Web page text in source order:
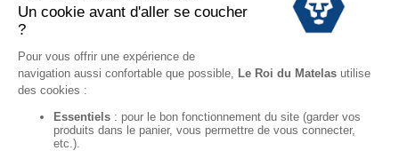
Black Friday
Destockage
Soldes